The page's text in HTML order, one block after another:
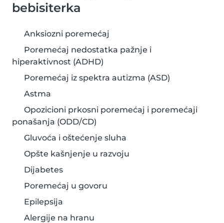
bebisiterka
Anksiozni poremećaj
Poremećaj nedostatka pažnje i
hiperaktivnost (ADHD)
Poremećaj iz spektra autizma (ASD)
Astma
Opozicioni prkosni poremećaj i poremećaji
ponašanja (ODD/CD)
Gluvoća i oštećenje sluha
Opšte kašnjenje u razvoju
Dijabetes
Poremećaj u govoru
Epilepsija
Alergije na hranu